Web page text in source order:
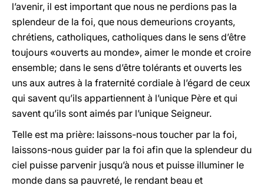
l’avenir, il est important que nous ne perdions pas la
splendeur de la foi, que nous demeurions croyants,
chrétiens, catholiques, catholiques dans le sens d’être
toujours «ouverts au monde», aimer le monde et croire
ensemble; dans le sens d’être tolérants et ouverts les
uns aux autres à la fraternité cordiale à l’égard de ceux
qui savent qu’ils appartiennent à l’unique Père et qui
savent qu’ils sont aimés par l’unique Seigneur.
Telle est ma prière: laissons-nous toucher par la foi,
laissons-nous guider par la foi afin que la splendeur du
ciel puisse parvenir jusqu’à nous et puisse illuminer le
monde dans sa pauvreté, le rendant beau et